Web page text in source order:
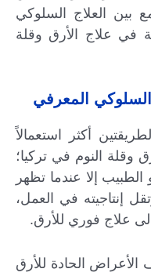
بين العلاج السلوكي
في علاج الأرق وقلة
السلوكي المعرفي
أكثر استعمالاً
وقلة النوم في تركيا؛
الطبيب إلا عندما تظهر
إنتاجيته في العمل،
علاج فوري للأرق.
الأعراض الحادة للأرق